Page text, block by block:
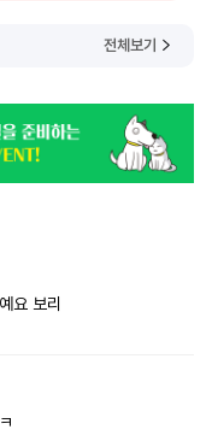
전체보기
요 보리